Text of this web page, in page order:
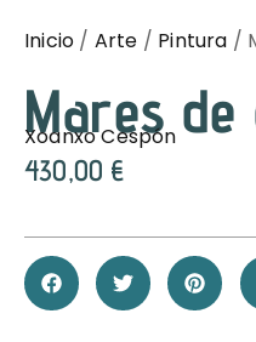
Inicio / Arte / Pintura /
Mares
Xoanxo Cespón
430,00€